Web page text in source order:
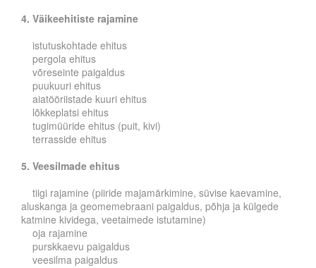
4. Väikeehitiste rajamine
istutuskohtade ehitus
pergola ehitus
võreseinte paigaldus
puukuuri ehitus
aiatööriistade kuuri ehitus
lõkkeplatsi ehitus
tugimüüride ehitus (puit, kivi)
terrasside ehitus
5. Veesilmade ehitus
tiigi rajamine (piiride majamärkimine, süvise kaevamine,
aluskanga ja geomemebraani paigaldus, põhja ja külgede
katmine kividega, veetaimede istutamine)
oja rajamine
purskkaevu paigaldus
veesilma paigaldus